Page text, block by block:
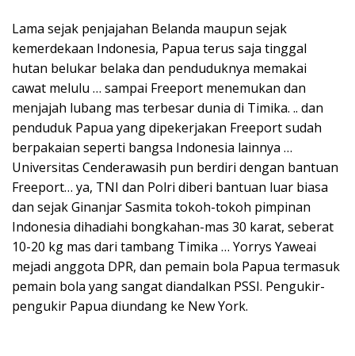
Lama sejak penjajahan Belanda maupun sejak
kemerdekaan Indonesia, Papua terus saja tinggal
hutan belukar belaka dan penduduknya memakai
cawat melulu … sampai Freeport menemukan dan
menjajah lubang mas terbesar dunia di Timika. .. dan
penduduk Papua yang dipekerjakan Freeport sudah
berpakaian seperti bangsa Indonesia lainnya …
Universitas Cenderawasih pun berdiri dengan bantuan
Freeport… ya, TNI dan Polri diberi bantuan luar biasa
dan sejak Ginanjar Sasmita tokoh-tokoh pimpinan
Indonesia dihadiahi bongkahan-mas 30 karat, seberat
10-20 kg mas dari tambang Timika … Yorrys Yaweai
mejadi anggota DPR, dan pemain bola Papua termasuk
pemain bola yang sangat diandalkan PSSI. Pengukir-
pengukir Papua diundang ke New York.